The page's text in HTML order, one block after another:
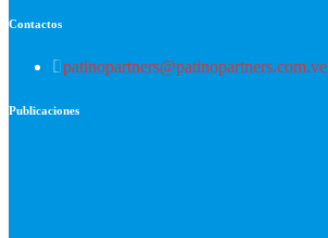
Contactos
patinopartners@patinopartners.com.ve
Publicaciones